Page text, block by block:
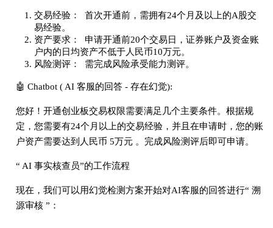
交易经验： 首次开通前，需拥有24个月及以上的A股交
易经验。
资产要求： 申请开通前20个交易日，证券账户及资金账
户内的日均资产不低于人民币10万元。
风险测评： 需完成风险承受能力测评。
🤖 Chatbot ( AI 客服的回答 - 存在幻觉):
您好！开通创业板交易权限需要满足几个主要条件。根据规
定，您需要有24个月以上的交易经验，并且在申请时，您的账
户资产需要达到人民币 5万元 。完成风险测评后即可申请。
“ AI 事实核查员”的工作流程
现在，我们可以用幻觉检测方案开始对AI客服的回答进行“ 溯
源审核 ”：